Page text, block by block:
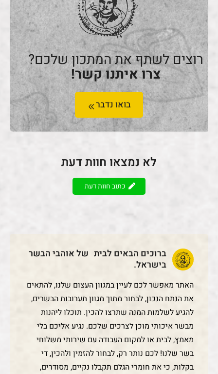
רוצים לשתף את המתכון שלכם?
צרו איתנו קשר!
בואו נדבר
לא נמצאו חוות דעת
כתוב חוות דעת
ברוכים הבאים לבית של אוהבי הבשר
בישראל.
האתר מאפשר לכם לעיין במגוון העצום שלנו, להתאים
את הנתח הנכון, לבחור מתוך מגוון תערובות הבשרים,
להגיע לשלמות המנה שתרצו להכין. תוכלו ליהנות
מבשר איכותי מוכן לצרכים שלכם. נגיע אליכם בלי
מאמץ, לבית או למקום העבודה עם שירותי משלוחי
בשר שלנו! לכם נותר רק, לבחור להזמין ולהכין, די
בקלות, כי את חומרי הגלם תקבלו נקיים, מסודרים,